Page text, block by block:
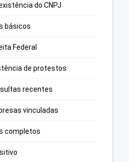
do CNPJ
básicos
Federal
de protestos
recentes
vinculadas
completos